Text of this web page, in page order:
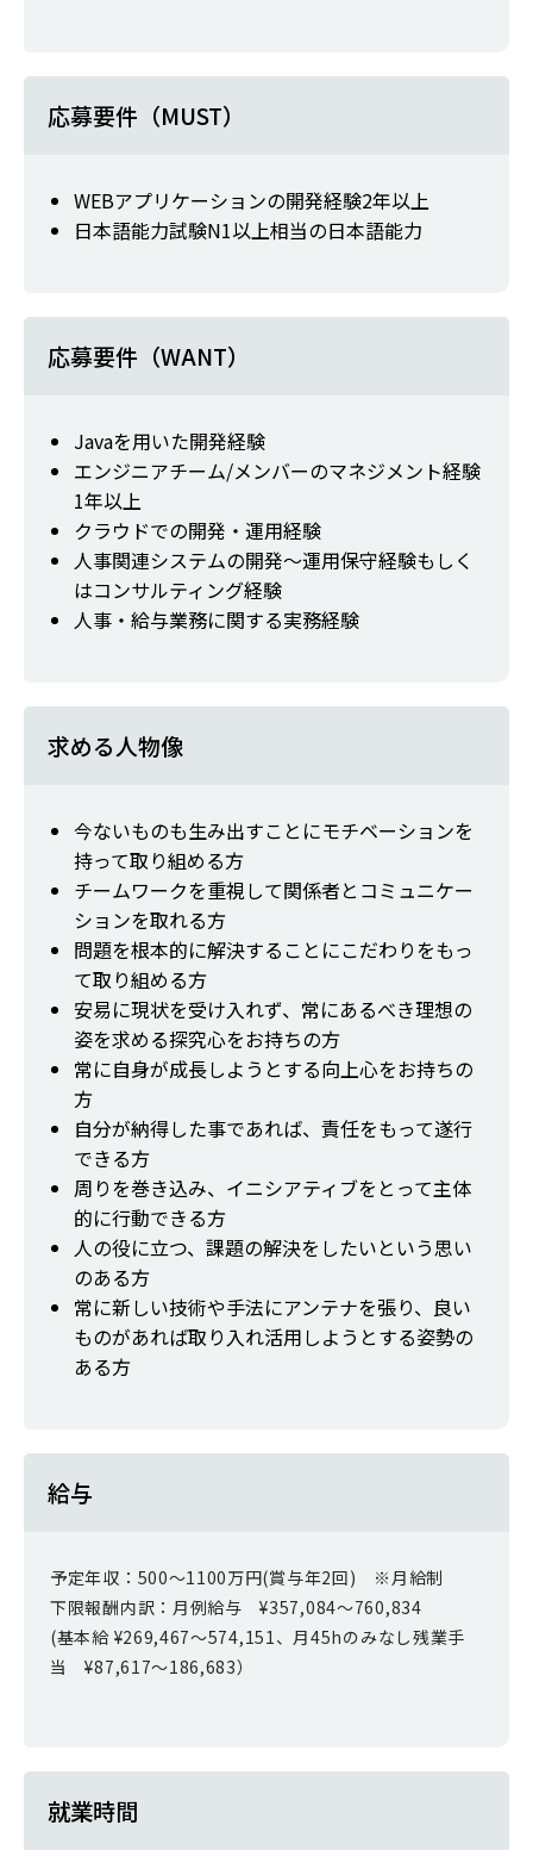
応募要件（MUST）
WEBアプリケーションの開発経験2年以上
日本語能力試験N1以上相当の日本語能力
応募要件（WANT）
Javaを用いた開発経験
エンジニアチーム/メンバーのマネジメント経験
1年以上
クラウドでの開発・運用経験
人事関連システムの開発～運用保守経験もしく
はコンサルティング経験
人事・給与業務に関する実務経験
求める人物像
今ないものも生み出すことにモチベーションを
持って取り組める方
チームワークを重視して関係者とコミュニケー
ションを取れる方
問題を根本的に解決することにこだわりをもっ
て取り組める方
安易に現状を受け入れず、常にあるべき理想の
姿を求める探究心をお持ちの方
常に自身が成長しようとする向上心をお持ちの
方
自分が納得した事であれば、責任をもって遂行
できる方
周りを巻き込み、イニシアティブをとって主体
的に行動できる方
人の役に立つ、課題の解決をしたいという思い
のある方
常に新しい技術や手法にアンテナを張り、良い
ものがあれば取り入れ活用しようとする姿勢の
ある方
給与
予定年収：500～1100万円(賞与年2回) ※月給制
下限報酬内訳：月例給与 ¥357,084～760,834
(基本給 ¥269,467～574,151、月45hのみなし残業手
当 ¥87,617～186,683）
就業時間